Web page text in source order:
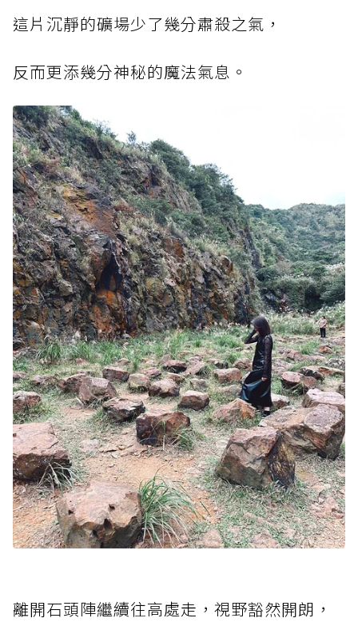
這片沉靜的礦場少了幾分肅殺之氣，
反而更添幾分神秘的魔法氣息。
離開石頭陣繼續往高處走，視野豁然開朗，